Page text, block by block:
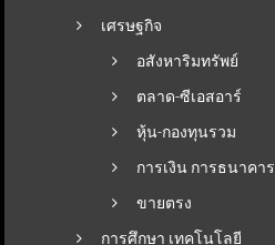
เศรษฐกิจ
อสังหาริมทรัพย์
ตลาด-ซีเอสอาร์
หุ้น-กองทุนรวม
การเงิน การธนาคาร
ขายตรง
การศึกษา เทคโนโลยี